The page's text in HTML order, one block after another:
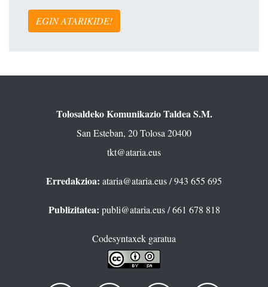
EGIN ATARIKIDE!
Tolosaldeko Komunikazio Taldea S.M.
San Esteban, 20 Tolosa 20400
tkt@ataria.eus
Erredakzioa: ataria@ataria.eus/ 943 655 695
Publizitatea: publi@ataria.eus/ 661 678 818
Codesyntaxek garatua